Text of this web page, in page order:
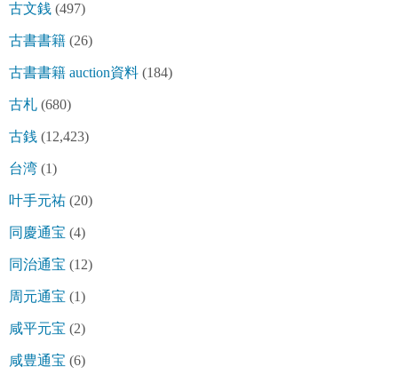
古文銭 (497)
古書書籍 (26)
古書書籍 auction資料 (184)
古札 (680)
古銭 (12,423)
台湾 (1)
叶手元祐 (20)
同慶通宝 (4)
同治通宝 (12)
周元通宝 (1)
咸平元宝 (2)
咸豊通宝 (6)